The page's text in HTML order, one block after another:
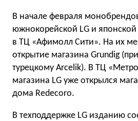
В начале февраля
южнокорейской LG и японской
в ТЦ «Афимолл Сити». На их
открытие магазина Grundig
турецкому Arcelik). В ТЦ
магазина LG уже открылся
дома Redecoro.
В техподдержке LG изданию